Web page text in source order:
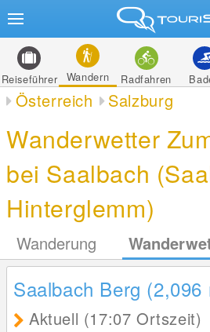
Reiseführer Wandern Radfahren
Österreich Salzburg
Wanderwetter
bei Saalbach
Hinterglemm)
Wanderung
Saalbach Berg (2,096
Aktuell (17:07 Ortszeit)